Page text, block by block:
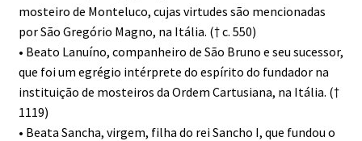
mosteiro de Monteluco, cujas virtudes são mencionadas
por São Gregório Magno, na Itália. († c. 550)
• Beato Lanuíno, companheiro de São Bruno e seu sucessor,
que foi um egrégio intérprete do espírito do fundador na
instituição de mosteiros da Ordem Cartusiana, na Itália. (†
1119)
• Beata Sancha, virgem, filha do rei Sancho I, que fundou o